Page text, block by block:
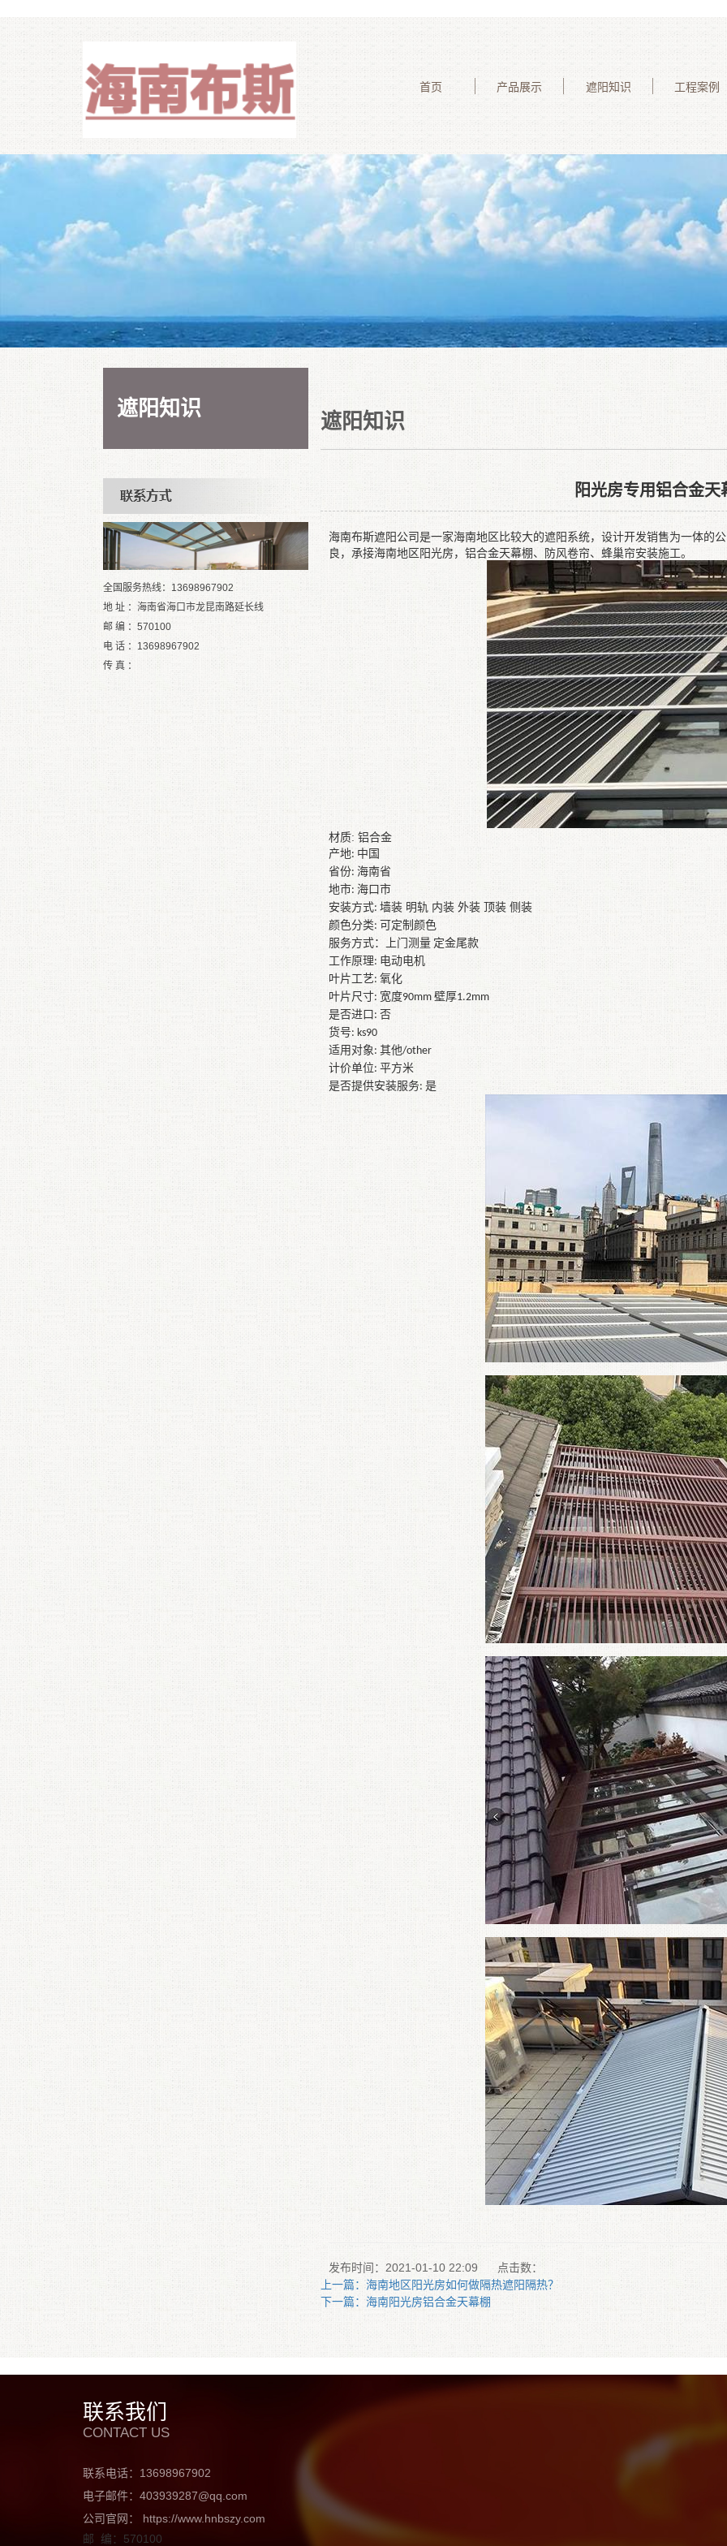
首页 产品展示 遮阳知识 工程案例
遮阳知识
全国服务热线：13698967902
地 址 ：海南省海口市龙昆南路延长线
邮 编 ：570100
电 话 ：13698967902
传 真 ：
遮阳知识
阳光房专用铝合金天
海南布斯遮阳公司是一家海南地区比较大的遮阳系统，设计开发销售为一体的
良，承接海南地区阳光房，铝合金天幕棚、防风卷帘、蜂巢帘安装施工。
材质: 铝合金
产地: 中国
省份: 海南省
地市: 海口市
安装方式: 墙装 明轨 内装 外装 顶装 侧装
颜色分类: 可定制颜色
服务方式：
上门测量 定金尾款
工作原理: 电动电机
叶片工艺: 氧化
叶片尺寸: 宽度90mm 壁厚1.2mm
是否进口 : 否
货号: ks90
适用对象 : 其他/other
计价单位: 平方米
是否提供安装服务: 是
发布时间：2021-01-10 22:09
点击数：
上一篇：海南地区阳光房如何做隔热遮阳隔热？
下一篇：海南阳光房铝合金天幕棚
联系我们
CONTACT US
联系电话：13698967902
电子邮件：403939287@qq.com
公司官网： https://www.hnbszy.com
邮 编：570100